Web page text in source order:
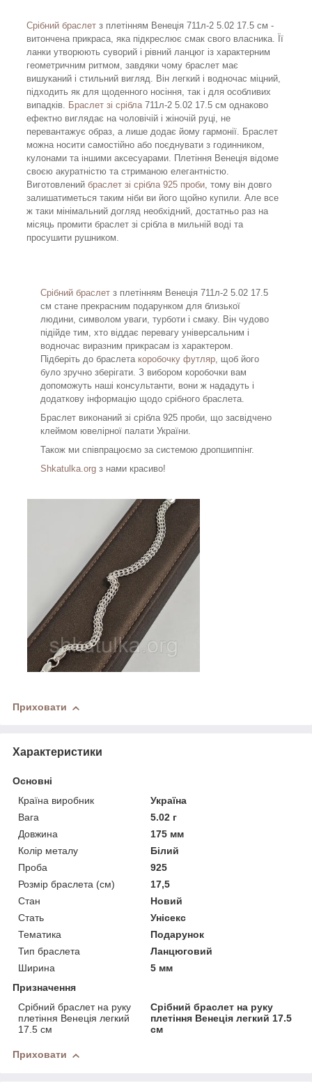
Срібний браслет з плетінням Венеція 711л-2 5.02 17.5 см -
витончена прикраса, яка підкреслює смак свого власника. Її
ланки утворюють суворий і рівний ланцюг із характерним
геометричним ритмом, завдяки чому браслет має
вишуканий і стильний вигляд. Він легкий і водночас міцний,
підходить як для щоденного носіння, так і для особливих
випадків. Браслет зі срібла711л-2 5.02 17.5 см однаково
ефектно виглядає на чоловічій і жіночій руці, не
перевантажує образ, а лише додає йому гармонії. Браслет
можна носити самостійно або поєднувати з годинником,
кулонами та іншими аксесуарами. Плетіння Венеція відоме
своєю акуратністю та стриманою елегантністю.
Виготовлений браслет зі срібла 925 проби, тому він довго
залишатиметься таким ніби ви його щойно купили. Але все
ж таки мінімальний догляд необхідний, достатньо раз на
місяць промити браслет зі срібла в мильній воді та
просушити рушником.
Срібний браслет з плетінням Венеція 711л-2 5.02 17.5
см стане прекрасним подарунком для близької
людини, символом уваги, турботи і смаку. Він чудово
підійде тим, хто віддає перевагу універсальним і
водночас виразним прикрасам із характером.
Підберіть до браслета коробочку футляр, щоб його
було зручно зберігати. З вибором коробочки вам
допоможуть наші консультанти, вони ж нададуть і
додаткову інформацію щодо срібного браслета.
Браслет виконаний зі срібла 925 проби, що засвідчено
клеймом ювелірної палати України.
Також ми співпрацюємо за системою дропшиппінг.
Shkatulka.org з нами красиво!
Приховати
Характеристики
Основні
Країна виробник
Україна
Вага
5.02 г
Довжина
175 мм
Колір металу
Білий
Проба
925
Розмір браслета (см)
17,5
Стан
Новий
Стать
Унісекс
Тематика
Подарунок
Тип браслета
Ланцюговий
Ширина
5 мм
Призначення
Срібний браслет на руку
плетіння Венеція легкий
17.5 см
Срібний браслет на руку
плетіння Венеція легкий 17.5
см
Приховати